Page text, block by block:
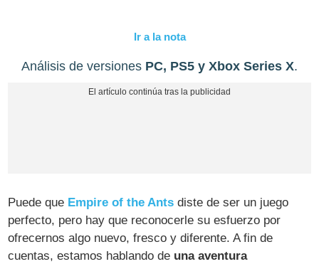
Ir a la nota
Análisis de versiones PC, PS5 y Xbox Series X.
Puede que Empire of the Ants diste de ser un juego
perfecto, pero hay que reconocerle su esfuerzo por
ofrecernos algo nuevo, fresco y diferente. A fin de
cuentas, estamos hablando de una aventura